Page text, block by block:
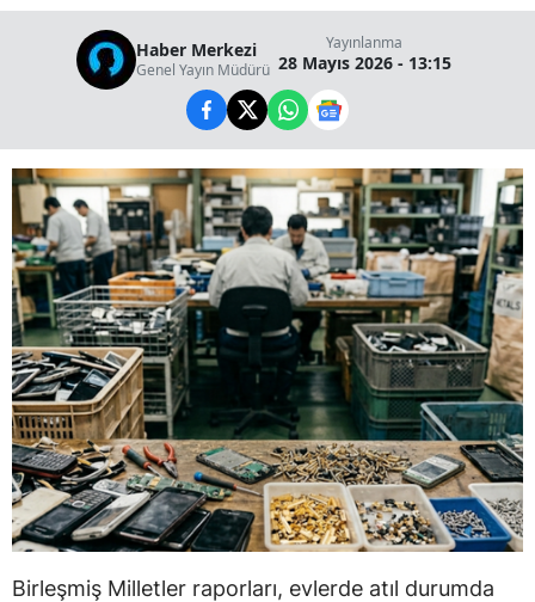
Haber Merkezi
Genel Yayın Müdürü
Yayınlanma
28 Mayıs 2026 - 13:15
Birleşmiş Milletler raporları, evlerde atıl durumda